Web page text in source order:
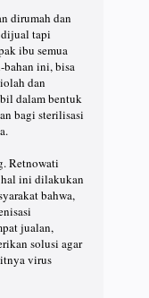
dirumah dan
tapi
ibu semua
bahan ini, bisa
dan
dalam bentuk
bagi sterilisasi
Retnowati
hal ini dilakukan
bahwa,
jualan,
solusi agar
virus